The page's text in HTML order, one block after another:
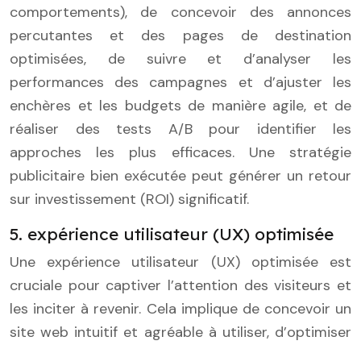
comportements), de concevoir des annonces
percutantes et des pages de destination
optimisées, de suivre et d’analyser les
performances des campagnes et d’ajuster les
enchères et les budgets de manière agile, et de
réaliser des tests A/B pour identifier les
approches les plus efficaces. Une stratégie
publicitaire bien exécutée peut générer un retour
sur investissement (ROI) significatif.
5. expérience utilisateur (UX) optimisée
Une expérience utilisateur (UX) optimisée est
cruciale pour captiver l’attention des visiteurs et
les inciter à revenir. Cela implique de concevoir un
site web intuitif et agréable à utiliser, d’optimiser